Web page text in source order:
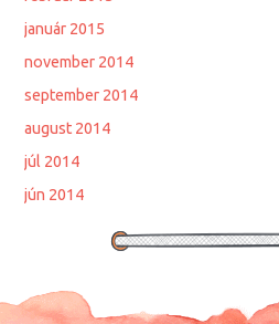
január 2015
november 2014
september 2014
august 2014
júl 2014
jún 2014